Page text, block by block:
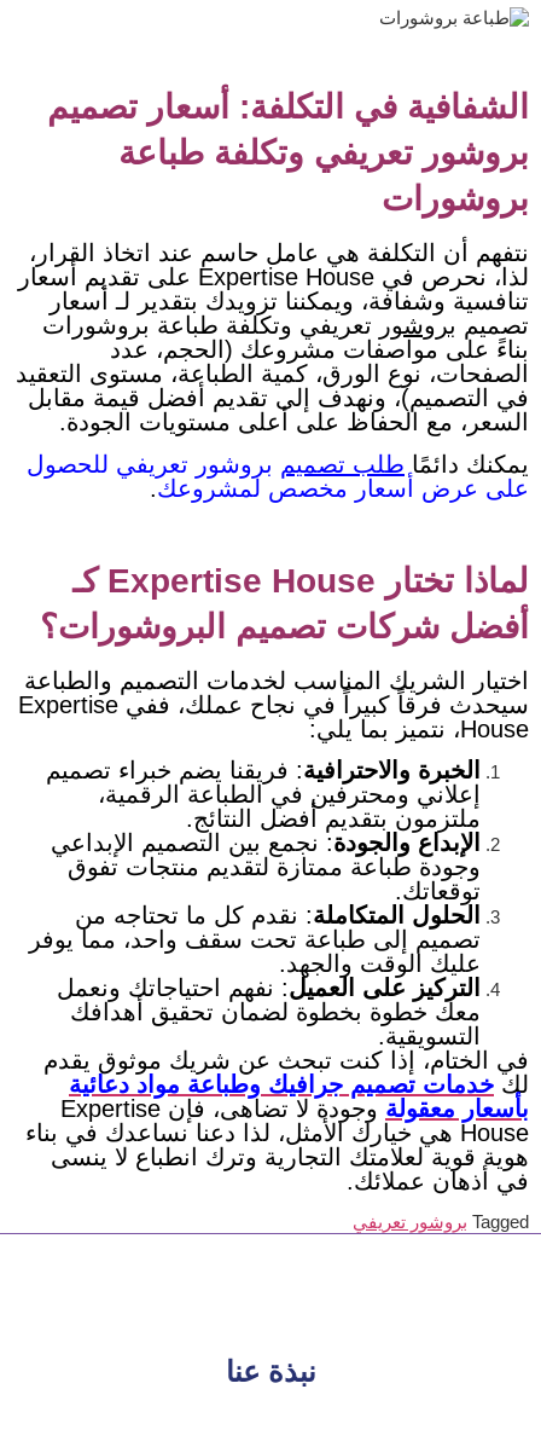
الشفافية في التكلفة: أسعار تصميم
بروشور تعريفي وتكلفة طباعة
بروشورات
نتفهم أن التكلفة هي عامل حاسم عند اتخاذ القرار،
لذا، نحرص في Expertise House على تقديم أسعار
تنافسية وشفافة، ويمكننا تزويدك بتقدير لـ أسعار
تصميم بروشور تعريفي وتكلفة طباعة بروشورات
بناءً على مواصفات مشروعك (الحجم، عدد
الصفحات، نوع الورق، كمية الطباعة، مستوى التعقيد
في التصميم)، ونهدف إلى تقديم أفضل قيمة مقابل
السعر، مع الحفاظ على أعلى مستويات الجودة.
يمكنك دائمًا طلب تصميم بروشور تعريفي للحصول
على عرض أسعار مخصص لمشروعك.
لماذا تختار Expertise House كـ
أفضل شركات تصميم البروشورات؟
اختيار الشريك المناسب لخدمات التصميم والطباعة
سيحدث فرقاً كبيراً في نجاح عملك، ففي Expertise
House، نتميز بما يلي:
الخبرة والاحترافية: فريقنا يضم خبراء تصميم
إعلاني ومحترفين في الطباعة الرقمية،
ملتزمون بتقديم أفضل النتائج.
الإبداع والجودة: نجمع بين التصميم الإبداعي
وجودة طباعة ممتازة لتقديم منتجات تفوق
توقعاتك.
الحلول المتكاملة: نقدم كل ما تحتاجه من
تصميم إلى طباعة تحت سقف واحد، مما يوفر
عليك الوقت والجهد.
التركيز على العميل: نفهم احتياجاتك ونعمل
معك خطوة بخطوة لضمان تحقيق أهدافك
التسويقية.
في الختام، إذا كنت تبحث عن شريك موثوق يقدم
لك خدمات تصميم جرافيك وطباعة مواد دعائية
بأسعار معقولة
وجودة لا تضاهى، فإن Expertise
House هي خيارك الأمثل، لذا دعنا نساعدك في بناء
هوية قوية لعلامتك التجارية وترك انطباع لا ينسى
في أذهان عملائك.
Tagged بروشور تعريفي
نبذة عنا